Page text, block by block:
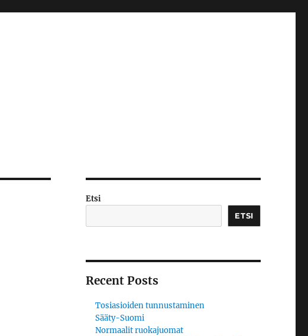
Etsi
ETSI
Recent Posts
Tosiasioiden tunnustaminen
Sääty-Suomi
Normaalit ruokajuomat